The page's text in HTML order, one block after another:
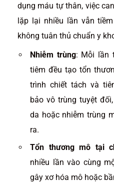
dụng máu tự thân, việc
lặp lại nhiều lần vẫn
không tuân thủ chuẩn y
Nhiễm trùng: Mỗi lần
tiêm đều tạo tổn
trình chiết tách và
bảo vô trùng tuyệt
da hoặc nhiễm trùng
ra.
Tổn thương mô tại
nhiều lần vào cùng
gây xơ hóa mô hoặc